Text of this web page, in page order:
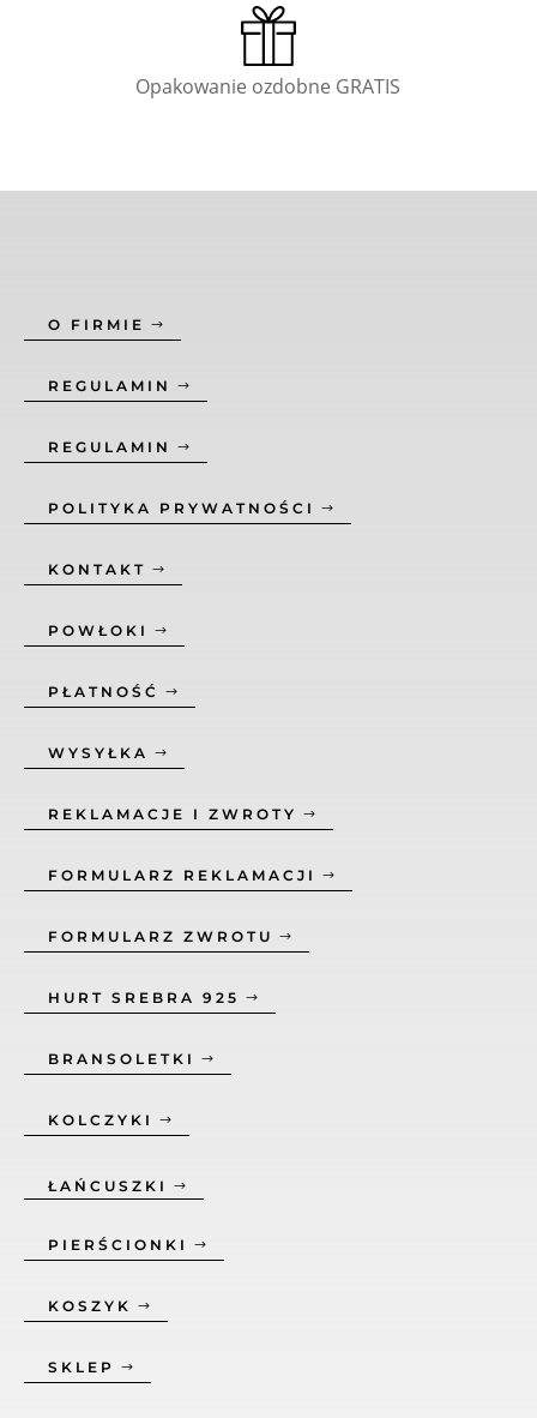
Opakowanie ozdobne GRATIS
O FIRMIE
REGULAMIN
REGULAMIN
POLITYKA PRYWATNOŚCI
KONTAKT
POWŁOKI
PŁATNOŚĆ
WYSYŁKA
REKLAMACJE I ZWROTY
FORMULARZ REKLAMACJI
FORMULARZ ZWROTU
HURT SREBRA 925
BRANSOLETKI
KOLCZYKI
ŁAŃCUSZKI
PIERŚCIONKI
KOSZYK
SKLEP